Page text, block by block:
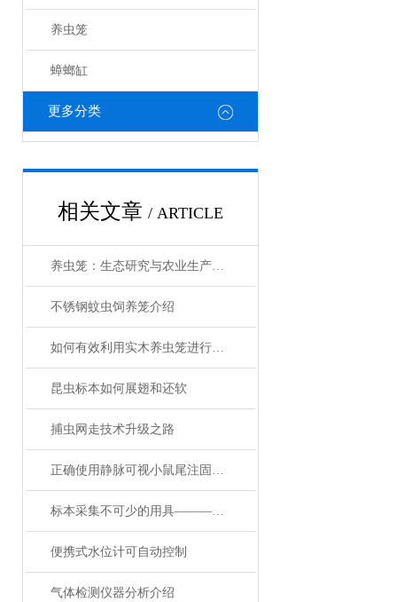
养虫笼
蟑螂缸
更多分类
相关文章 / ARTICLE
养虫笼：生态研究与农业生产的精密工具
不锈钢蚊虫饲养笼介绍
如何有效利用实木养虫笼进行昆虫饲养？
昆虫标本如何展翅和还软
捕虫网走技术升级之路
正确使用静脉可视小鼠尾注固定器
标本采集不可少的用具————标本采集制作箱
便携式水位计可自动控制
气体检测仪器分析介绍